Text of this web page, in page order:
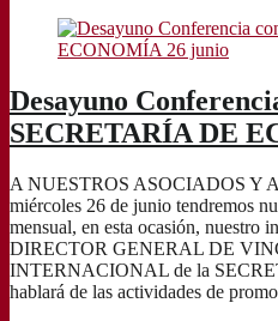
Desayuno
SECRETARÍA DE
A NUESTROS ASOCIADOS Y
miércoles 26 de junio tendremos
mensual, en esta ocasión,
DIRECTOR GENERAL DE
INTERNACIONAL de la
hablará de las actividades de